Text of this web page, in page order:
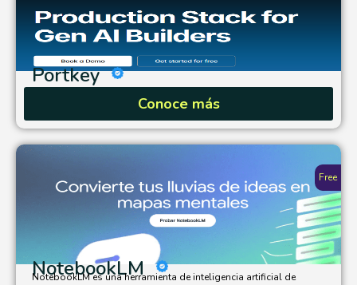
Portkey
Conoce más
NotebookLM
NotebookLM es una herramienta de inteligencia artificial de
Free